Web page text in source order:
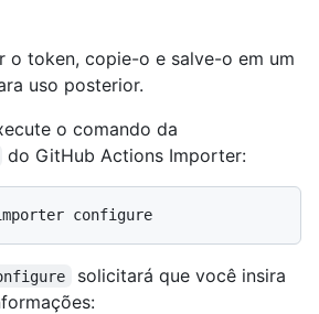
o token, copie-o e salve-o em um
uso posterior.
o comando da
do GitHub Actions Importer:
solicitará que você insira